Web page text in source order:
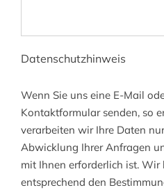
Datenschutzhinweis
Wenn Sie uns eine E-Mail
Kontaktformular senden, so
verarbeiten wir Ihre Daten
Abwicklung Ihrer Anfragen
mit Ihnen erforderlich ist. Wir
entsprechend den